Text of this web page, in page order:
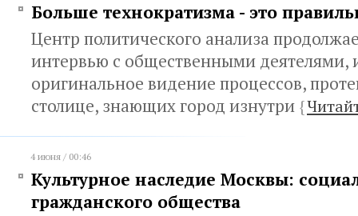
Больше технократизма - это
Центр политического анализа
интервью с общественными
оригинальное видение процессов,
столице, знающих город изнутри {
4 июня / 00:46
Культурное наследие Москвы:
гражданского общества